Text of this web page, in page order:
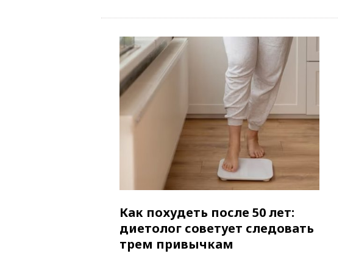
Как похудеть после 50 лет:
диетолог советует следовать
трем привычкам